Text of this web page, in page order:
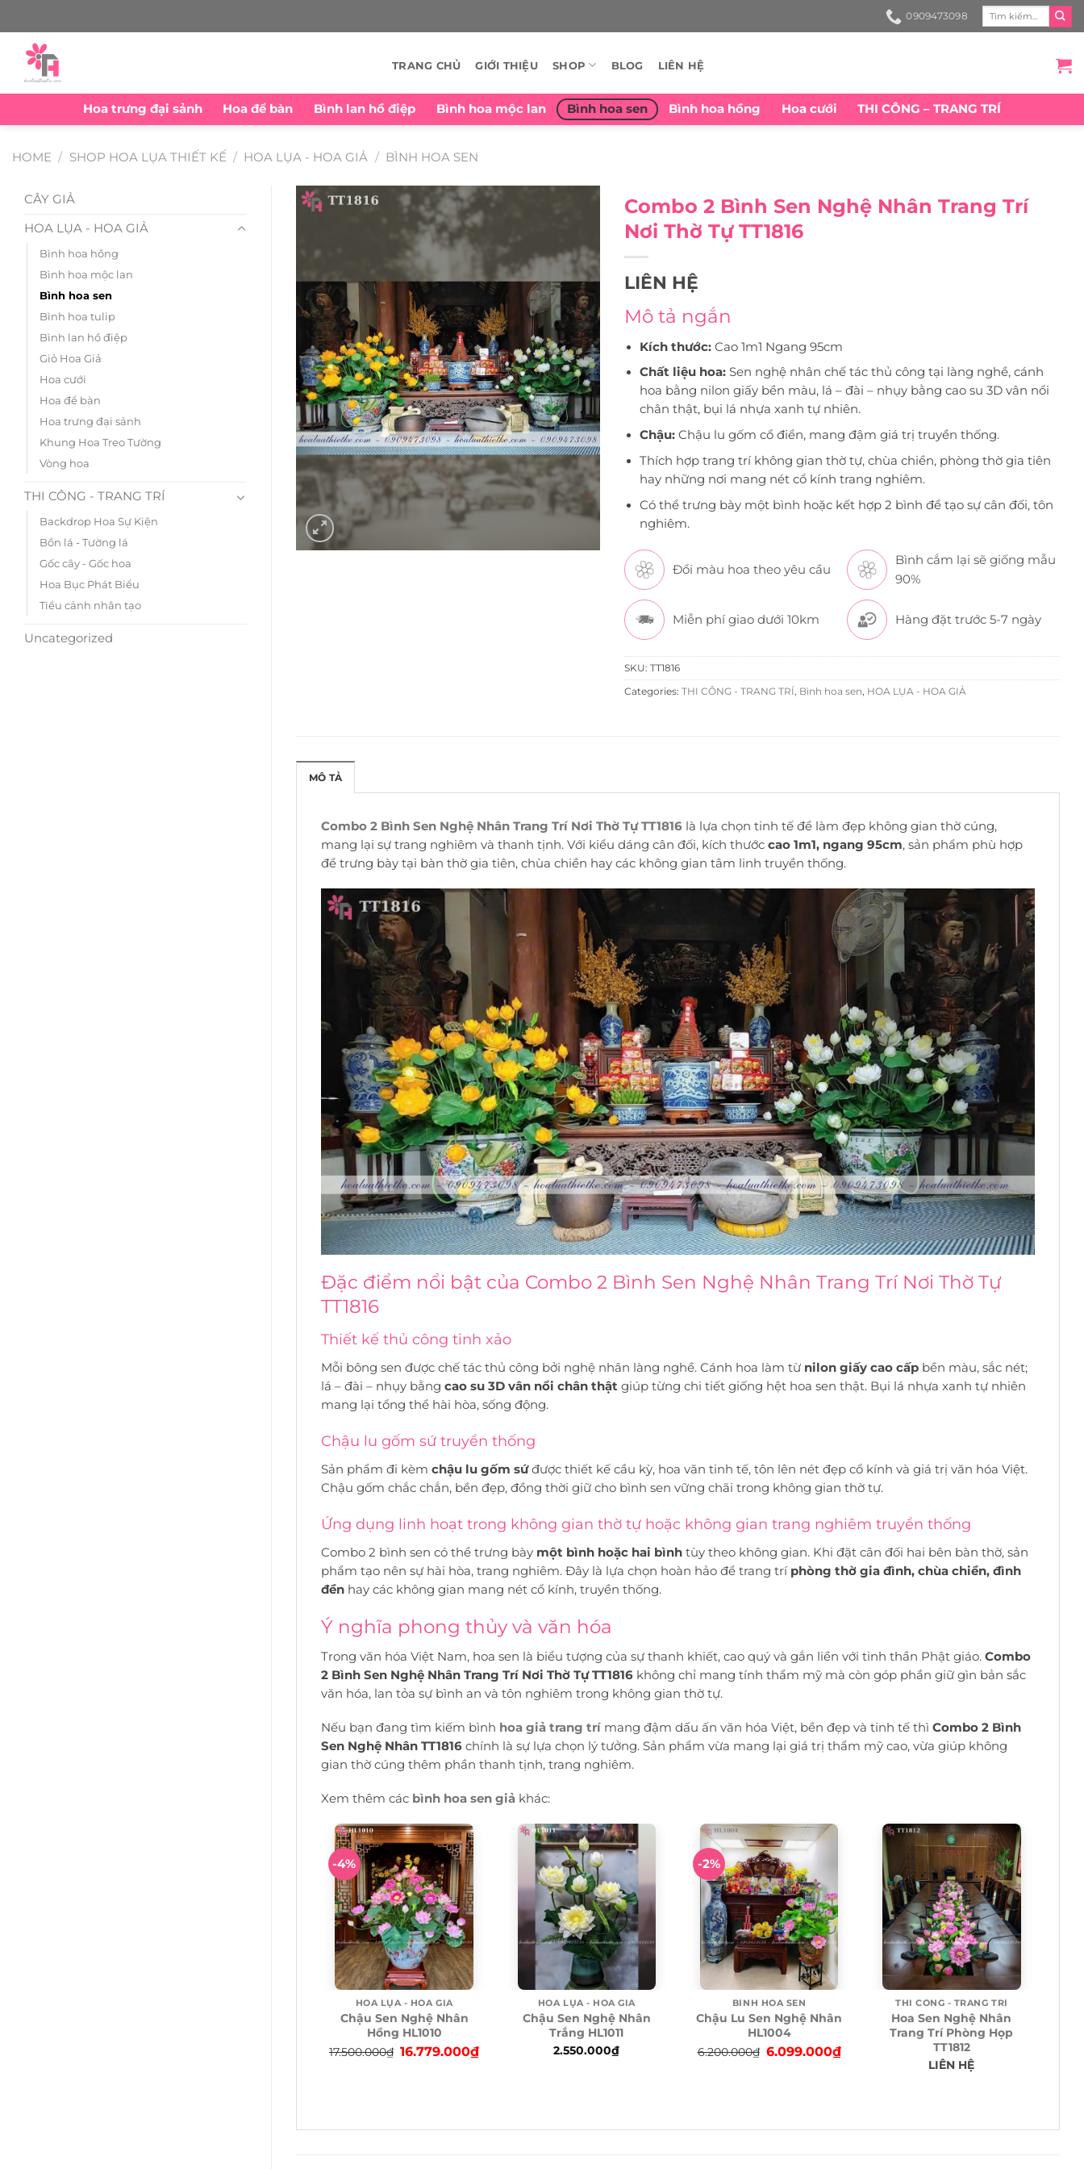
content
0909473098
for:
TRANG CHỦ GIỚI THIỆU SHOP BLOG LIÊN HỆ
Hoa trưng đại sảnh Hoa để bàn Bình lan hồ điệp Bình hoa mộc lan Bình hoa sen Bình hoa hồng Hoa cưới THI CÔNG – TRANG TRÍ
HOME / SHOP HOA LỤA THIẾT KẾ / HOA LỤA - HOA GIẢ / BÌNH HOA SEN
CÂY GIẢ
HOA LỤA - HOA GIẢ
Bình hoa hồng
Bình hoa mộc lan
Bình hoa sen
Bình hoa tulip
Bình lan hồ điệp
Giỏ Hoa Giả
Hoa cưới
Hoa để bàn
Hoa trưng đại sảnh
Khung Hoa Treo Tường
Vòng hoa
THI CÔNG - TRANG TRÍ
Backdrop Hoa Sự Kiện
Bồn lá - Tường lá
Gốc cây - Gốc hoa
Hoa Bục Phát Biểu
Tiểu cảnh nhân tạo
Uncategorized
Combo 2 Bình Sen Nghệ Nhân Trang Trí
Nơi Thờ Tự TT1816
LIÊN HỆ
Mô tả ngắn
Kích thước: Cao 1m1 Ngang 95cm
Chất liệu hoa: Sen nghệ nhân chế tác thủ công tại làng nghề, cánh
hoa bằng nilon giấy bền màu, lá – đài – nhụy bằng cao su 3D vân nổi
chân thật, bụi lá nhựa xanh tự nhiên.
Chậu: Chậu lu gốm cổ điển, mang đậm giá trị truyền thống.
Thích hợp trang trí không gian thờ tự, chùa chiền, phòng thờ gia tiên
hay những nơi mang nét cổ kính trang nghiêm.
Có thể trưng bày một bình hoặc kết hợp 2 bình để tạo sự cân đối, tôn
nghiêm.
Đổi màu hoa theo yêu cầu
Bình cắm lại sẽ giống mẫu
90%
Miễn phí giao dưới 10km Hàng đặt trước 5-7 ngày
SKU:TT1816
Categories:THI CÔNG - TRANG TRÍ Bình hoa sen HOA LỤA - HOA GIẢ
MÔ TẢ
Combo 2 Bình Sen Nghệ Nhân Trang Trí Nơi Thờ Tự TT1816 là lựa chọn tinh tế để làm đẹp không gian thờ cúng,
mang lại sự trang nghiêm và thanh tịnh. Với kiểu dáng cân đối, kích thước cao 1m1, ngang 95cm, sản phẩm phù hợp
để trưng bày tại bàn thờ gia tiên, chùa chiền hay các không gian tâm linh truyền thống.
Đặc điểm nổi bật của Combo 2 Bình Sen Nghệ Nhân Trang Trí Nơi Thờ Tự
TT1816
Thiết kế thủ công tinh xảo
Mỗi bông sen được chế tác thủ công bởi nghệ nhân làng nghề. Cánh hoa làm từ nilon giấy cao cấp bền màu, sắc nét;
lá – đài – nhụy bằng cao su 3D vân nổi chân thật giúp từng chi tiết giống hệt hoa sen thật. Bụi lá nhựa xanh tự nhiên
mang lại tổng thể hài hòa, sống động.
Chậu lu gốm sứ truyền thống
Sản phẩm đi kèm chậu lu gốm sứđược thiết kế cầu kỳ, hoa văn tinh tế, tôn lên nét đẹp cổ kính và giá trị văn hóa Việt.
Chậu gốm chắc chắn, bền đẹp, đồng thời giữ cho bình sen vững chãi trong không gian thờ tự.
Ứng dụng linh hoạt trong không gian thờ tự hoặc không gian trang nghiêm truyền thống
Combo 2 bình sen có thể trưng bày một bình hoặc hai bình tùy theo không gian. Khi đặt cân đối hai bên bàn thờ, sản
phẩm tạo nên sự hài hòa, trang nghiêm. Đây là lựa chọn hoàn hảo để trang trí phòng thờ gia đình, chùa chiền, đình
đền hay các không gian mang nét cổ kính, truyền thống.
Ý nghĩa phong thủy và văn hóa
Trong văn hóa Việt Nam, hoa sen là biểu tượng của sự thanh khiết, cao quý và gắn liền với tinh thần Phật giáo. Combo
2 Bình Sen Nghệ Nhân Trang Trí Nơi Thờ Tự TT1816 không chỉ mang tính thẩm mỹ mà còn góp phần giữ gìn bản sắc
văn hóa, lan tỏa sự bình an và tôn nghiêm trong không gian thờ tự.
Nếu bạn đang tìm kiếm bình hoa giả trang trí mang đậm dấu ấn văn hóa Việt, bền đẹp và tinh tế thì Combo 2 Bình
Sen Nghệ Nhân TT1816 chính là sự lựa chọn lý tưởng. Sản phẩm vừa mang lại giá trị thẩm mỹ cao, vừa giúp không
gian thờ cúng thêm phần thanh tịnh, trang nghiêm.
Xem thêm các bình hoa sen giả khác:
-4%
HOA LỤA - HOA GIẢ
Chậu Sen Nghệ Nhân
Hồng HL1010
17.500.000₫ Original
16.779.000₫Current
HOA LỤA - HOA GIẢ
Chậu Sen Nghệ Nhân
Trắng HL1011
2.550.000₫
-2%
BÌNH HOA SEN
Chậu Lu Sen Nghệ Nhân
HL1004
6.200.000₫ Original
6.099.000₫Current
THI CÔNG - TRANG TRÍ
Hoa Sen Nghệ Nhân
Trang Trí Phòng Họp
TT1812
LIÊN HỆ